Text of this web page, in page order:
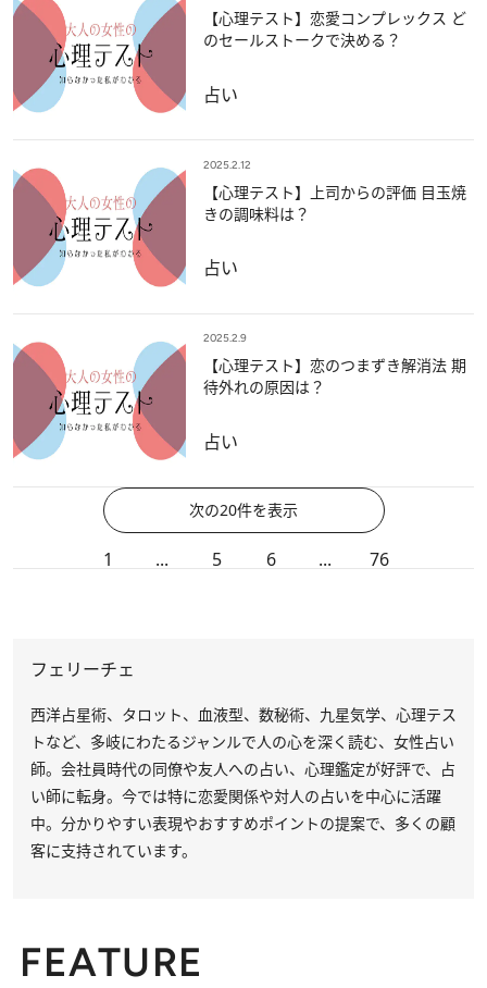
【心理テスト】恋愛コンプレックス ど
のセールストークで決める？
占い
2025.2.12
【心理テスト】上司からの評価 目玉焼
きの調味料は？
占い
2025.2.9
【心理テスト】恋のつまずき解消法 期
待外れの原因は？
占い
次の20件を表示
1 ... 5 6 ... 76
フェリーチェ
西洋占星術、タロット、血液型、数秘術、九星気学、心理テス
トなど、多岐にわたるジャンルで人の心を深く読む、女性占い
師。会社員時代の同僚や友人への占い、心理鑑定が好評で、占
い師に転身。今では特に恋愛関係や対人の占いを中心に活躍
中。分かりやすい表現やおすすめポイントの提案で、多くの顧
客に支持されています。
FEATURE